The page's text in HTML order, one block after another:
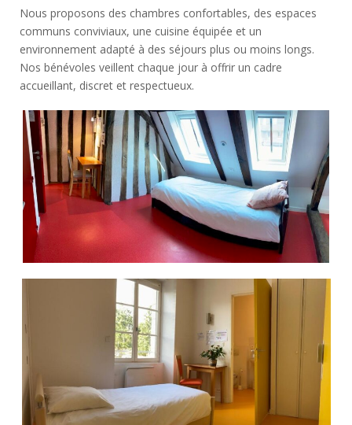
Nous proposons des chambres confortables, des espaces
communs conviviaux, une cuisine équipée et un
environnement adapté à des séjours plus ou moins longs.
Nos bénévoles veillent chaque jour à offrir un cadre
accueillant, discret et respectueux.